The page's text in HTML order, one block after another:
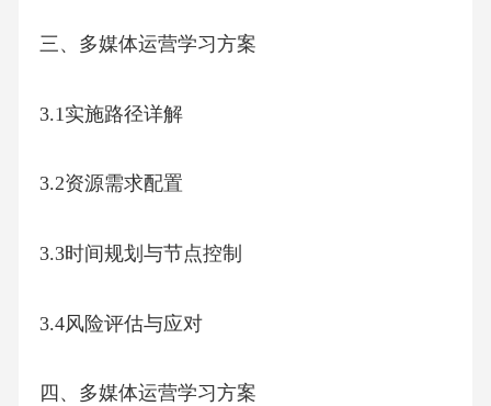
三、多媒体运营学习方案
3.1实施路径详解
3.2资源需求配置
3.3时间规划与节点控制
3.4风险评估与应对
四、多媒体运营学习方案